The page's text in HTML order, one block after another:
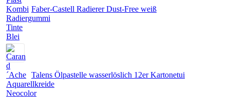
Faber-Castell Radierer Dust-Free weiß
Talens Ölpastelle wasserlöslich 12er Kartonetui